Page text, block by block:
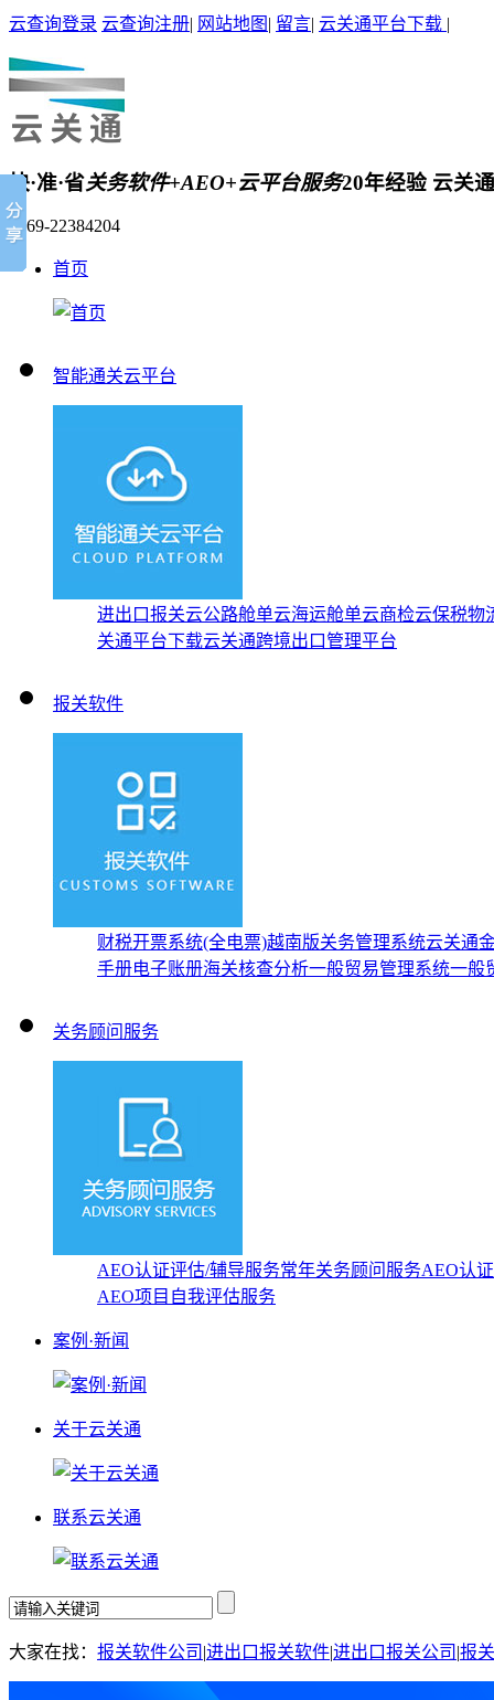
云查询登录 云查询注册| 网站地图 | 留言| 云关通平台下载 |
快·准·省关务软件+AEO+云平台服务20年经验 云关
0769-22384204
首页
智能通关云平台
进出口报关云公路舱单云海运舱单云商检云保税物
关通平台下载云关通跨境出口管理平台
报关软件
财税开票系统(全电票)越南版关务管理系统云关通
手册电子账册海关核查分析一般贸易管理系统一般
关务顾问服务
AEO认证评估/辅导服务常年关务顾问服务AEO认
AEO项目自我评估服务
案例·新闻
关于云关通
联系云关通
大家在找： 报关软件公司 |进出口报关软件|进出口报关公司 |报